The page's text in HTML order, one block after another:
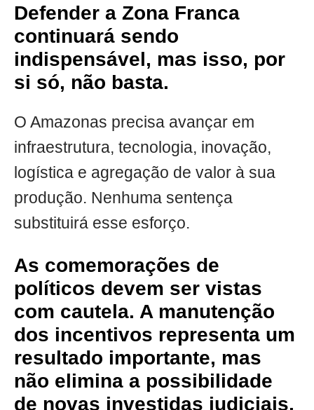
Defender a Zona Franca
continuará sendo
indispensável, mas isso, por
si só, não basta.
O Amazonas precisa avançar em
infraestrutura, tecnologia, inovação,
logística e agregação de valor à sua
produção. Nenhuma sentença
substituirá esse esforço.
As comemorações de
políticos devem ser vistas
com cautela. A manutenção
dos incentivos representa um
resultado importante, mas
não elimina a possibilidade
de novas investidas judiciais,